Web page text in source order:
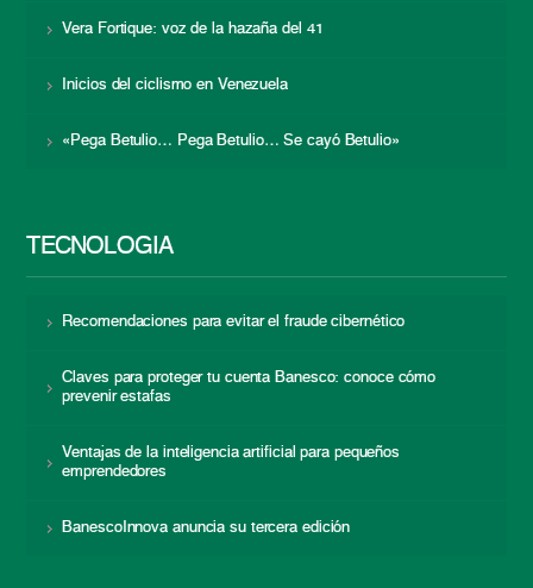
Vera Fortique: voz de la hazaña del 41
Inicios del ciclismo en Venezuela
«Pega Betulio… Pega Betulio… Se cayó Betulio»
TECNOLOGÍA
Recomendaciones para evitar el fraude cibernético
Claves para proteger tu cuenta Banesco: conoce cómo
prevenir estafas
Ventajas de la inteligencia artificial para pequeños
emprendedores
BanescoInnova anuncia su tercera edición